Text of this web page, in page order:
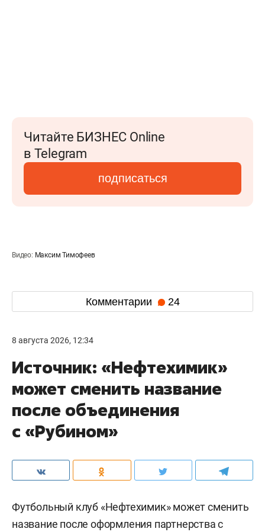
Читайте БИЗНЕС Online
в Telegram
подписаться
Видео: Максим Тимофеев
Комментарии 24
8 августа 2026, 12:34
Источник: «Нефтехимик»
может сменить название
после объединения
с «Рубином»
Футбольный клуб «Нефтехимик» может сменить
название после оформления партнерства с